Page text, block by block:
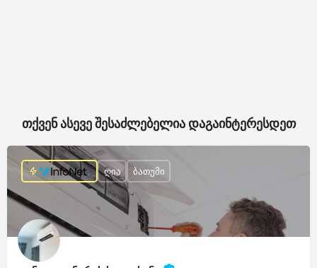
თქვენ ასევე შესაძლებელია დაგაინტერესდეთ
ღია ბათუმი